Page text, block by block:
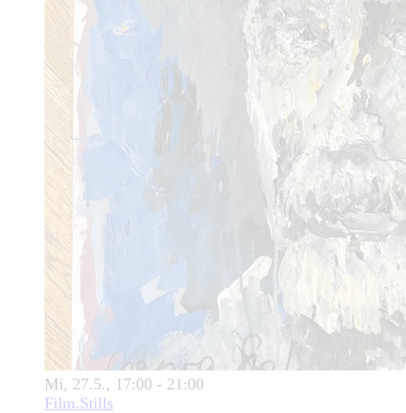
Mi, 27.5., 17:00 - 21:00
Film.Stills